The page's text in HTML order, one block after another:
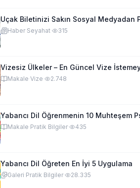
Uçak Biletinizi Sakın Sosyal Medyadan
Haber Seyahat 315
Vizesiz Ülkeler – En Güncel Vize
Makale Vize 2.748
Yabancı Dil Öğrenmenin 10 Muhteşem
Makale Pratik Bilgiler 435
Yabancı Dil Öğreten En İyi 5 Uygulama
Galeri Pratik Bilgiler 28.335